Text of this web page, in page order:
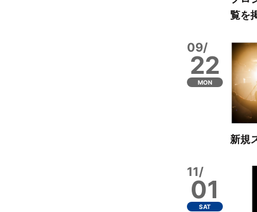
覧を
09/
22
MON
新規
11/
01
SAT